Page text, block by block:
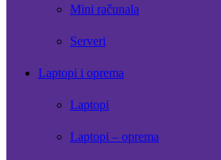
Mini računala
Serveri
Laptopi i oprema
Laptopi
Laptopi – oprema